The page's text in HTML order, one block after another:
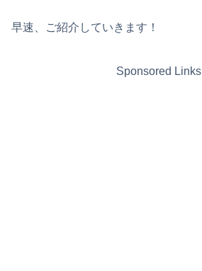
早速、ご紹介していきます！
Sponsored Links